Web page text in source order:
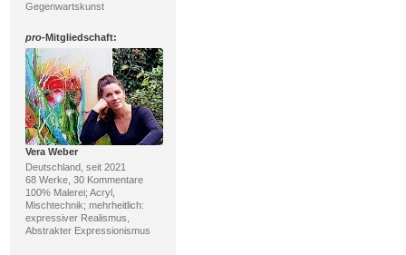
Gegenwartskunst
pro-Mitgliedschaft:
Vera Weber
Deutschland, seit 2021
68 Werke, 30 Kommentare
100% Malerei; Acryl,
Mischtechnik; mehrheitlich:
expressiver Realismus,
Abstrakter Expressionismus